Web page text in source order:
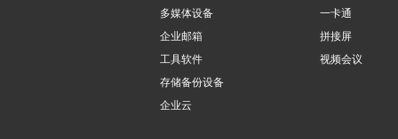
多媒体设备
企业邮箱
工具软件
存储备份设备
企业云
一卡通
拼接屏
视频会议